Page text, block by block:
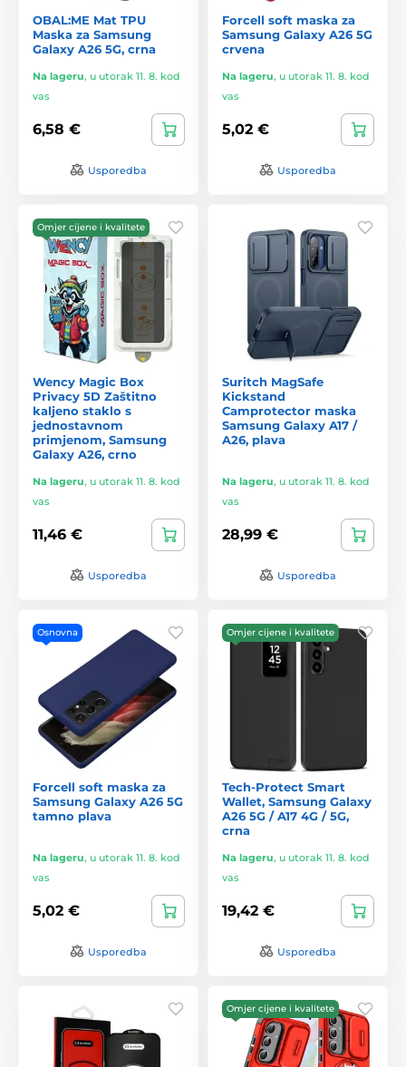
OBAL:ME Mat TPU
Maska za Samsung
Galaxy A26 5G, crna
Na lageru, u utorak 11. 8. kod
vas
6,58 €
Usporedba
Forcell soft maska za
Samsung Galaxy A26 5G
crvena
Na lageru, u utorak 11. 8. kod
vas
5,02 €
Usporedba
Omjer cijene i kvalitete
Wency Magic Box
Privacy 5D Zaštitno
kaljeno staklo s
jednostavnom
primjenom, Samsung
Galaxy A26, crno
Na lageru, u utorak 11. 8. kod
vas
11,46 €
Usporedba
Suritch MagSafe
Kickstand
Camprotector maska
Samsung Galaxy A17 /
A26, plava
Na lageru, u utorak 11. 8. kod
vas
28,99 €
Usporedba
Osnovna
Forcell soft maska za
Samsung Galaxy A26 5G
tamno plava
Na lageru, u utorak 11. 8. kod
vas
5,02 €
Usporedba
Omjer cijene i kvalitete
Tech-Protect Smart
Wallet, Samsung Galaxy
A26 5G / A17 4G / 5G,
crna
Na lageru, u utorak 11. 8. kod
vas
19,42 €
Usporedba
Omjer cijene i kvalitete